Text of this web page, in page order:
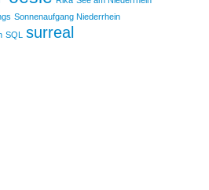
Sonnenaufgang Niederrhein
SQL surreal